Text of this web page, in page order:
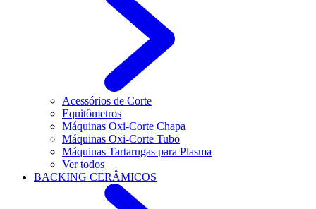
Acessórios de Corte
Equitômetros
Máquinas Oxi-Corte Chapa
Máquinas Oxi-Corte Tubo
Máquinas Tartarugas para Plasma
Ver todos
BACKING CERÂMICOS